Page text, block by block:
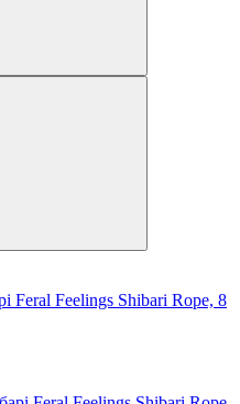
Feral Feelings Shibari Rope, 8